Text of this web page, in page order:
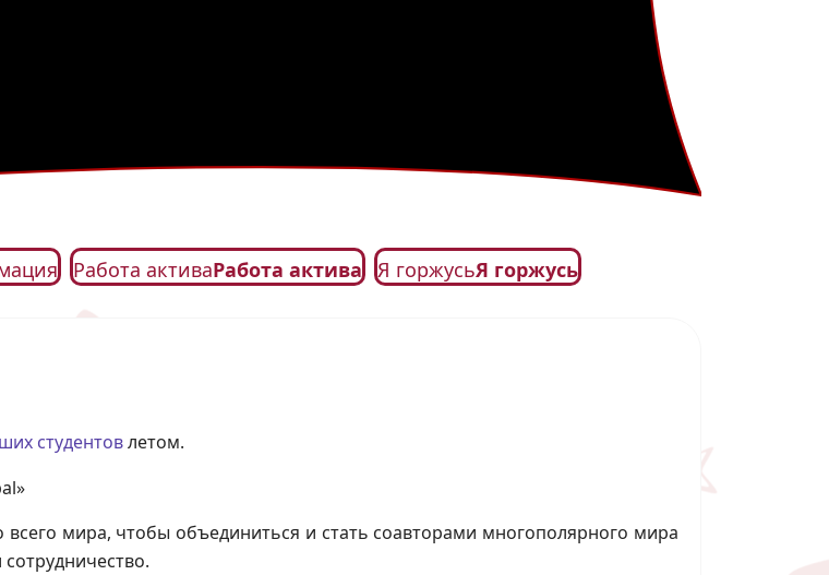
Работа активаРабота актива Я горжусьЯ горжусь
студентовлетом.
всего мира, чтобы объединиться и стать соавторами многополярного мира